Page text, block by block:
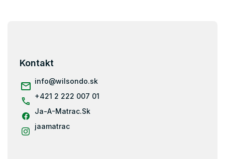
Vysoké matrace 140x200
Matrace podľa nosnosti - 130 kg
Matrace podľa nosnosti 100+ kg
Kontakt
info@wilsondo.sk
+421 2 222 007 01
Ja-A-Matrac.Sk
jaamatrac